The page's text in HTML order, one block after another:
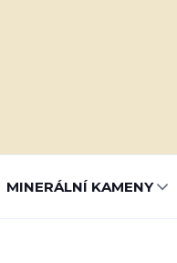
MINERÁLNÍ KAMENY